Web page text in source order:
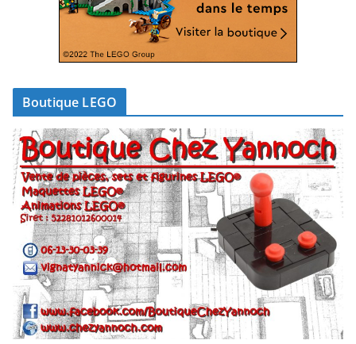
Boutique LEGO